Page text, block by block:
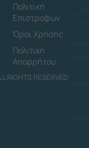
Πολιτική
Επιστροφών
Όροι Χρήσης
Πολιτική
Απορρήτου
RIGHTS RESERVED